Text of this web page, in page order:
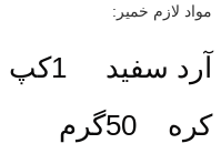
مواد لازم خمیر:
آرد سفید 1کپ
کره 50گرم